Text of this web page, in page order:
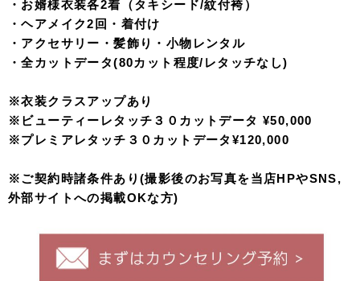
・お婿様衣装各2着（タキシード/紋付袴）
・ヘアメイク2回・着付け
・アクセサリー・髪飾り・小物レンタル
・全カットデータ(80カット程度/レタッチなし)
※衣装クラスアップあり
※ビューティーレタッチ３０カットデータ ¥50,000
※プレミアレタッチ３０カットデータ¥120,000
※ご契約時諸条件あり(撮影後のお写真を当店HPやSNS,
外部サイトへの掲載OKな方)